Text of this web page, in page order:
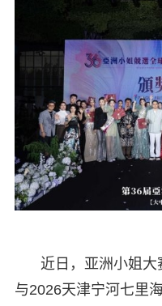
近日，亚洲小姐大
与2026天津宁河七里